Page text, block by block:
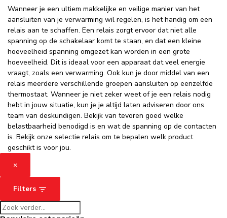
Wanneer je een ultiem makkelijke en veilige manier van het
aansluiten van je verwarming wil regelen, is het handig om een
relais aan te schaffen. Een relais zorgt ervoor dat niet alle
spanning op de schakelaar komt te staan, en dat een kleine
hoeveelheid spanning omgezet kan worden in een grote
hoeveelheid. Dit is ideaal voor een apparaat dat veel energie
vraagt, zoals een verwarming. Ook kun je door middel van een
relais meerdere verschillende groepen aansluiten op eenzelfde
thermostaat. Wanneer je niet zeker weet of je een relais nodig
hebt in jouw situatie, kun je je altijd laten adviseren door ons
team van deskundigen. Bekijk van tevoren goed welke
belastbaarheid benodigd is en wat de spanning op de contacten
is. Bekijk onze selectie relais om te bepalen welk product
geschikt is voor jou.
×
Filters